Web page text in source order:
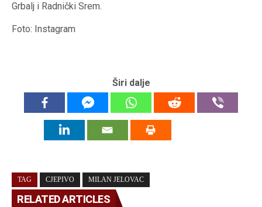
Grbalj i Radnički Srem.
Foto: Instagram
Širi dalje
TAG CJEPIVO MILAN JELOVAC
RELATED ARTICLES